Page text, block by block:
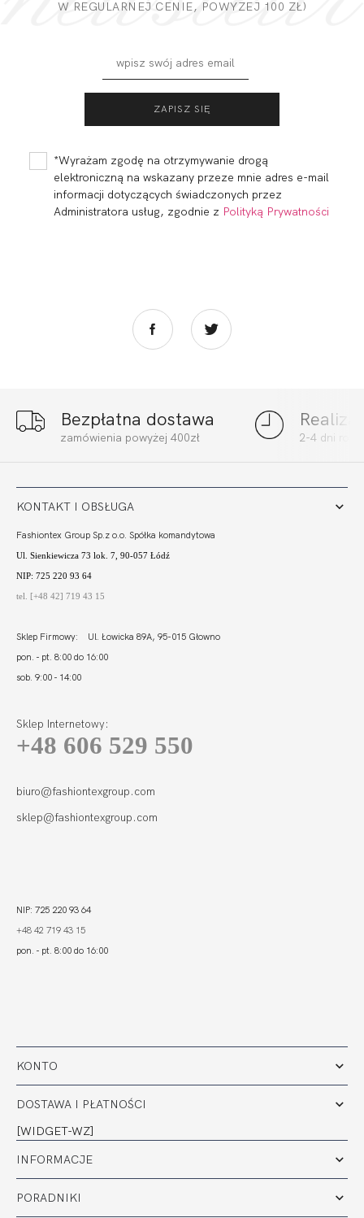
CZERWIEŃ
112,99 33,90 zł 97,99 29,40 zł
MADERA
MADERA FIGI
W REGULARNEJ CENIE, POWYZEJ 100 ZŁ)
*Wyrażam zgodę na otrzymywanie drogą
elektroniczną na wskazany przeze mnie adres e-mail
informacji dotyczących świadczonych przez
Administratora usług, zgodnie z Polityką Prywatności
Bezpłatna dostawa
zamówienia powyżej 400zł 2-4 dni
KONTO
DOSTAWA I PŁATNOŚCI
[WIDGET-WZ]
INFORMACJE
PORADNIKI
KONTAKT I OBSŁUGA
Fashiontex Group Sp.z o.o. Spółka komandytowa
Ul. Sienkiewicza 73 lok. 7, 90-057 Łódź
NIP: 725 220 93 64
tel. [+48 42] 719 43 15
Sklep Firmowy: Ul. Łowicka 89A, 95-015 Głowno
pon. - pt. 8:00 do 16:00
sob. 9:00 - 14:00
Sklep Internetowy:
+48 606 529 550
biuro@fashiontexgroup.com
sklep@fashiontexgroup.com
NIP: 725 220 93 64
+48 42 719 43 15
pon. - pt. 8:00 do 16:00